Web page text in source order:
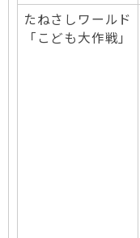
たねさしワールド
「こども大作戦」